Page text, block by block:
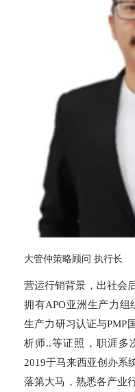
大管仲策略顾问 执行长
营运行销背景，出社会
拥有APO亚洲生产力组
生产力研习认证与PMP
析师..等证照，职涯多
2019于马来西亚创办系
落第大马，熟悉各产业